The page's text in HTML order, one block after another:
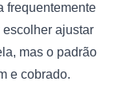
frequentemente
ajustar
mas o padrão
e cobrado.